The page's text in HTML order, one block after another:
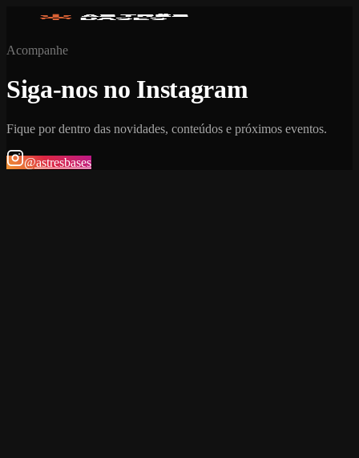
Acompanhe
Siga-nos no Instagram
Fique por dentro das novidades, conteúdos e próximos eventos.
@astresbases